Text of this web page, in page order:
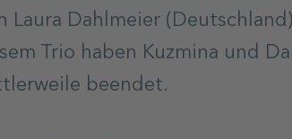
Laura Dahlmeier
Trio haben Kuzmina und
beendet.